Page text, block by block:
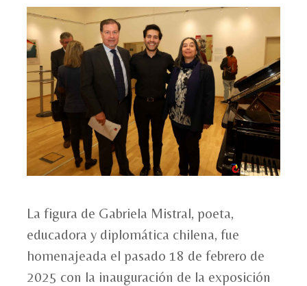
La figura de Gabriela Mistral, poeta,
educadora y diplomática chilena, fue
homenajeada el pasado 18 de febrero de
2025 con la inauguración de la exposición